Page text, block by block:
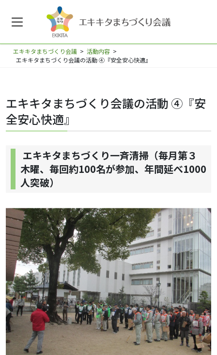
エキキタまちづくり会議 > 活動内容 >
エキキタまちづくり会議の活動 ④『安全安心快適』
エキキタまちづくり会議の活動 ④『安
全安心快適』
エキキタまちづくり一斉清掃（毎月第３
木曜、毎回約100名が参加、年間延べ1000
人突破）